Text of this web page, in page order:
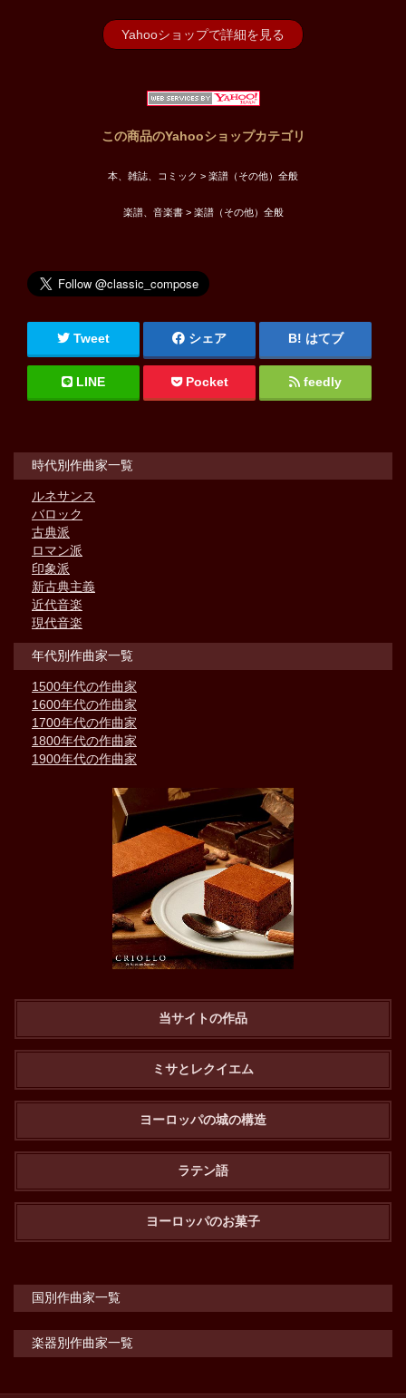
Yahooショップで詳細を見る
この商品のYahooショップカテゴリ
本、雑誌、コミック > 楽譜（その他）全般
楽譜、音楽書 > 楽譜（その他）全般
Tweet シェア はてブ
LINE Pocket feedly
時代別作曲家一覧
ルネサンス
バロック
古典派
ロマン派
印象派
新古典主義
近代音楽
現代音楽
年代別作曲家一覧
1500年代の作曲家
1600年代の作曲家
1700年代の作曲家
1800年代の作曲家
1900年代の作曲家
当サイトの作品
ミサとレクイエム
ヨーロッパの城の構造
ラテン語
ヨーロッパのお菓子
国別作曲家一覧
楽器別作曲家一覧